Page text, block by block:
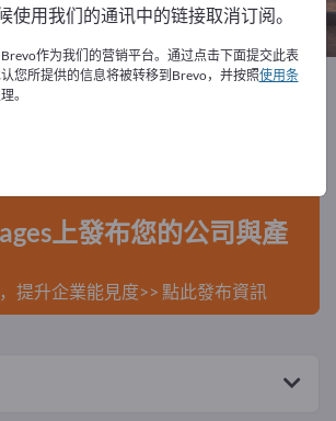
日用品和住宅 花园配件
免費刊登廣告！
商品 – 商業聯繫 >> 由此開始
上發布您的公司與產
提升企業能見度>> 點此發布資訊
使用我们的通讯中的链接取消订阅。
作为我们的营销平台。通过点击下面提交此表
您所提供的信息将被转移到Brevo，并按照使用条
。